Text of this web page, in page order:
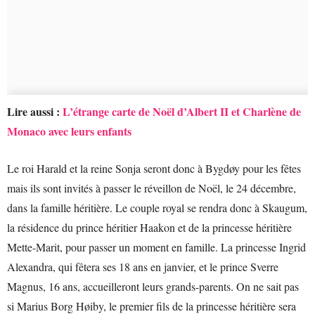
Lire aussi : L’étrange carte de Noël d’Albert II et Charlène de
Monaco avec leurs enfants
Le roi Harald et la reine Sonja seront donc à Bygdøy pour les fêtes
mais ils sont invités à passer le réveillon de Noël, le 24 décembre,
dans la famille héritière. Le couple royal se rendra donc à Skaugum,
la résidence du prince héritier Haakon et de la princesse héritière
Mette-Marit, pour passer un moment en famille. La princesse Ingrid
Alexandra, qui fêtera ses 18 ans en janvier, et le prince Sverre
Magnus, 16 ans, accueilleront leurs grands-parents. On ne sait pas
si Marius Borg Høiby, le premier fils de la princesse héritière sera